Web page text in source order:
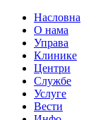
Насловна
О нама
Управа
Клинике
Центри
Службе
Услуге
Вести